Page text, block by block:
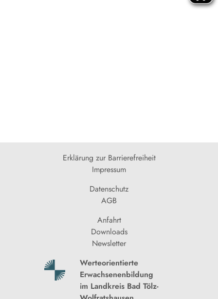
Erklärung zur Barrierefreiheit
Impressum
Datenschutz
AGB
Anfahrt
Downloads
Newsletter
Werteorientierte
Erwachsenenbildung
im Landkreis Bad Tölz-